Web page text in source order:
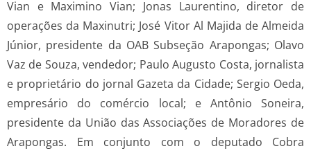
Vian e Maximino Vian; Jonas Laurentino, diretor de
operações da Maxinutri; José Vitor Al Majida de Almeida
Júnior, presidente da OAB Subseção Arapongas; Olavo
Vaz de Souza, vendedor; Paulo Augusto Costa, jornalista
e proprietário do jornal Gazeta da Cidade; Sergio Oeda,
empresário do comércio local; e Antônio Soneira,
presidente da União das Associações de Moradores de
Arapongas. Em conjunto com o deputado Cobra